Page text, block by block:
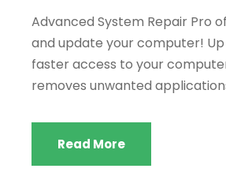
Advanced System Repair Pro
and update your computer!
faster access to your
removes unwanted
Read More